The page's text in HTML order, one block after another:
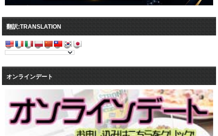
翻訳:TRANSLATION
オンラインデート